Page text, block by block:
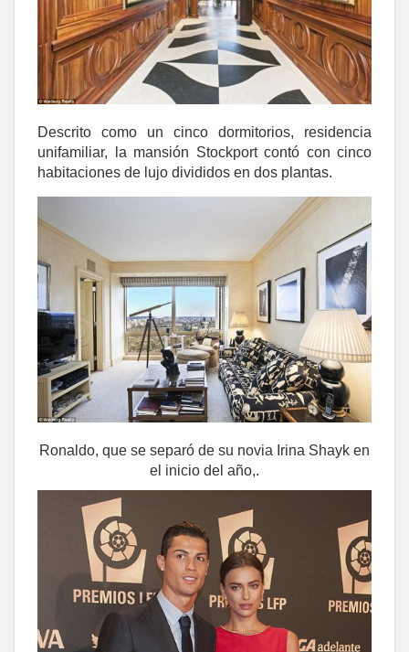
Descrito como un cinco dormitorios, residencia
unifamiliar, la mansión Stockport contó con cinco
habitaciones de lujo divididos en dos plantas.
Ronaldo, que se separó de su novia Irina Shayk en
el inicio del año,.